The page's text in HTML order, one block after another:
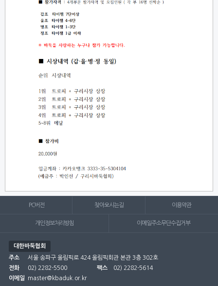
PC버전 찾아오시는길 이용약관
개인정보처리방침 이메일주소무단수집거부
대한바둑협회
주소
서울 송파구 올림픽로 424 올림픽회관 본관 3층 302호
전화
02) 2282-5500 팩스
02) 2282-5614
이메일
master@kbaduk.or.kr